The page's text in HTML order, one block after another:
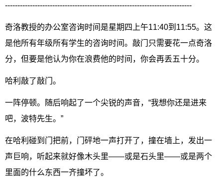
---------------------------------------------------------------------------
奇洛教授的办公室咨询时间是星期四上午11:40到11:55。这
是他所有年级所有学生的咨询时间。敲门只需要花一点奇洛
分，但要是他认为你在浪费他的时间，你会再丢五十分。
哈利敲了敲门。
一阵停顿。随后响起了一个尖锐的声音，“我想你还是进来
吧，波特先生。”
在哈利碰到门把前，门砰地一声打开了，撞在墙上，发出一
声巨响，听起来就好像木头里——或是石头里——或是两个
里面的什么东西一齐撞坏了。